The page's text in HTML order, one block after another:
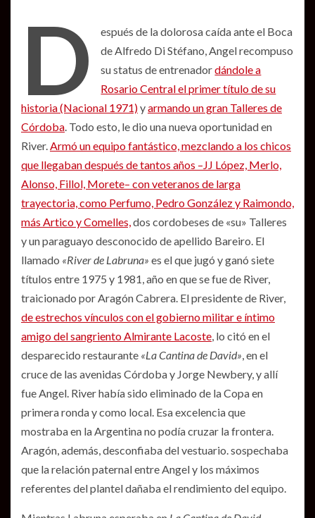
D
espués de la dolorosa caída ante el Boca
de Alfredo Di Stéfano, Angel recompuso
su status de entrenadordándole a
Rosario Central el primer título de su
historia (Nacional 1971)yarmando un gran Talleres de
Córdoba. Todo esto, le dio una nueva oportunidad en
River.Armó un equipo fantástico, mezclando a los chicos
que llegaban después de tantos años –JJ López, Merlo,
Alonso, Fillol, Morete– con veteranos de larga
trayectoria, como Perfumo, Pedro González y Raimondo,
más Artico y Comelles,dos cordobeses de «su» Talleres
y un paraguayo desconocido de apellido Bareiro. El
llamado «River de Labruna» es el que jugó y ganó siete
títulos entre 1975 y 1981, año en que se fue de River,
traicionado por Aragón Cabrera. El presidente de River,
de estrechos vínculos con el gobierno militar e íntimo
amigo del sangriento Almirante Lacoste, lo citó en el
desparecido restaurante «La Cantina de David», en el
cruce de las avenidas Córdoba y Jorge Newbery, y allí
fue Angel. River había sido eliminado de la Copa en
primera ronda y como local. Esa excelencia que
mostraba en la Argentina no podía cruzar la frontera.
Aragón, además, desconfiaba del vestuario. sospechaba
que la relación paternal entre Angel y los máximos
referentes del plantel dañaba el rendimiento del equipo.